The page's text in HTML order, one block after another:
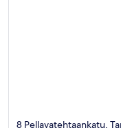
8 Pellavatehtaankatu,